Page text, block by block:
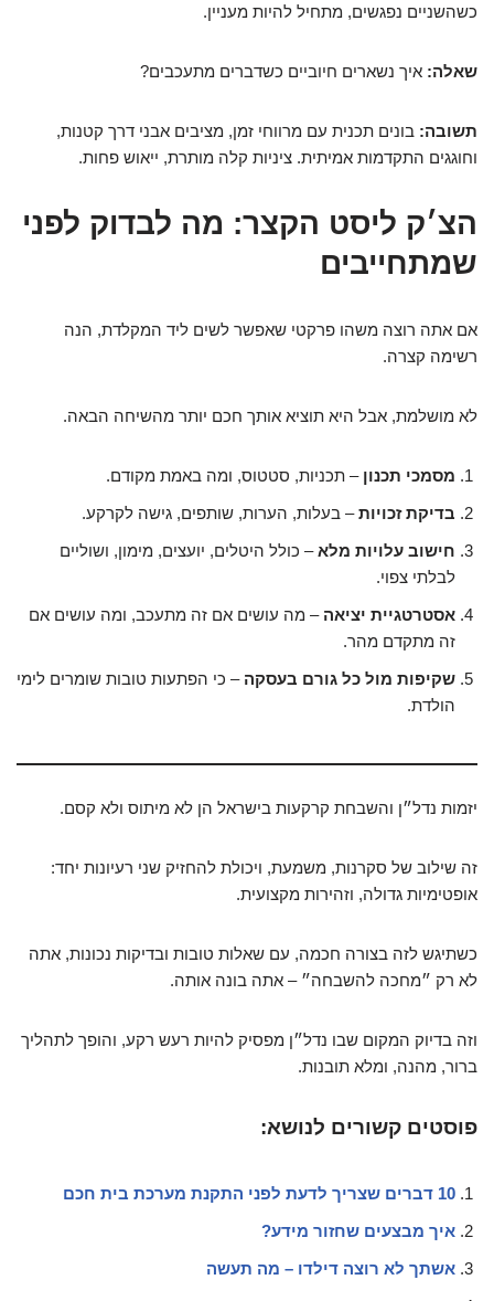
כשהשניים נפגשים, מתחיל להיות מעניין.
שאלה: איך נשארים חיוביים כשדברים מתעכבים?
תשובה: בונים תכנית עם מרווחי זמן, מציבים אבני דרך קטנות,
וחוגגים התקדמות אמיתית. ציניות קלה מותרת, ייאוש פחות.
הצ׳ק ליסט הקצר: מה לבדוק לפני
שמתחייבים
אם אתה רוצה משהו פרקטי שאפשר לשים ליד המקלדת, הנה
רשימה קצרה.
לא מושלמת, אבל היא תוציא אותך חכם יותר מהשיחה הבאה.
מסמכי תכנון – תכניות, סטטוס, ומה באמת מקודם.
בדיקת זכויות– בעלות, הערות, שותפים, גישה לקרקע.
חישוב עלויות מלא– כולל היטלים, יועצים, מימון, ושוליים
לבלתי צפוי.
אסטרטגיית יציאה – מה עושים אם זה מתעכב, ומה עושים אם
זה מתקדם מהר.
שקיפות מול כל גורם בעסקה – כי הפתעות טובות שומרים לימי
הולדת.
יזמות נדל״ן והשבחת קרקעות בישראל הן לא מיתוס ולא קסם.
זה שילוב של סקרנות, משמעת, ויכולת להחזיק שני רעיונות יחד:
אופטימיות גדולה, וזהירות מקצועית.
כשתיגש לזה בצורה חכמה, עם שאלות טובות ובדיקות נכונות, אתה
לא רק ״מחכה להשבחה״ – אתה בונה אותה.
וזה בדיוק המקום שבו נדל״ן מפסיק להיות רעש רקע, והופך לתהליך
ברור, מהנה, ומלא תובנות.
פוסטים קשורים לנושא:
10 דברים שצריך לדעת לפני התקנת מערכת בית חכם
איך מבצעים שחזור מידע?
אשתך לא רוצה דילדו – מה תעשה